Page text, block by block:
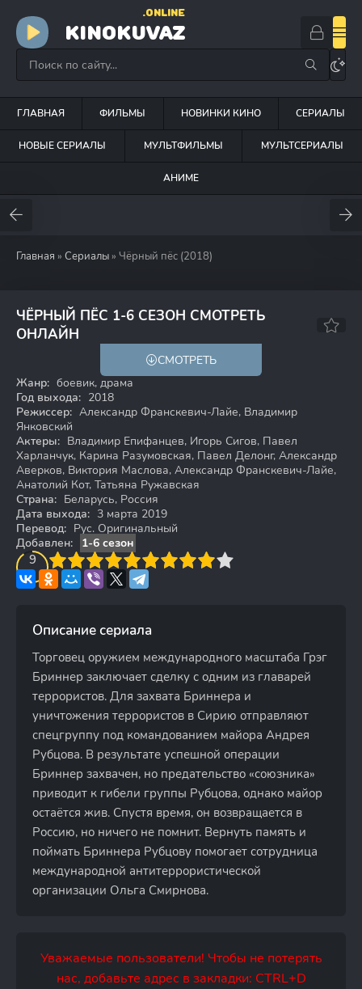
KINOKUVAZ
.ONLINE
ГЛАВНАЯ ФИЛЬМЫ НОВИНКИ КИНО СЕРИАЛЫ
НОВЫЕ СЕРИАЛЫ МУЛЬТФИЛЬМЫ МУЛЬТСЕРИАЛЫ
АНИМЕ
Главная » Сериалы » Чёрный пёс (2018)
ЧЁРНЫЙ ПЁС 1-6 СЕЗОН СМОТРЕТЬ
ОНЛАЙН
СМОТРЕТЬ
Жанр: боевик, драма
Год выхода: 2018
Режиссер: Александр Франскевич-Лайе, Владимир
Янковский
Актеры: Владимир Епифанцев, Игорь Сигов, Павел
Харланчук, Карина Разумовская, Павел Делонг, Александр
Аверков, Виктория Маслова, Александр Франскевич-Лайе,
Анатолий Кот, Татьяна Ружавская
Страна: Беларусь, Россия
Дата выхода: 3 марта 2019
Перевод: Рус. Оригинальный
Добавлен:
1-6 сезон
9
4 5 6 7 8 9 10
Описание сериала
Торговец оружием международного масштаба Грэг
Бриннер заключает сделку с одним из главарей
террористов. Для захвата Бриннера и
уничтожения террористов в Сирию отправляют
спецгруппу под командованием майора Андрея
Рубцова. В результате успешной операции
Бриннер захвачен, но предательство «союзника»
приводит к гибели группы Рубцова, однако майор
остаётся жив. Спустя время, он возвращается в
Россию, но ничего не помнит. Вернуть память и
поймать Бриннера Рубцову помогает сотрудница
международной антитеррористической
организации Ольга Смирнова.
Уважаемые пользователи! Чтобы не потерять
нас, добавьте адрес в закладки: CTRL+D